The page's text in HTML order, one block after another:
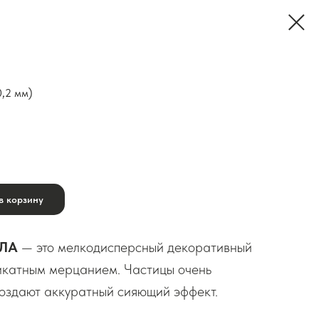
мм)
корзину
— это мелкодисперсный декоративный
мерцанием. Частицы очень
аккуратный сияющий эффект.